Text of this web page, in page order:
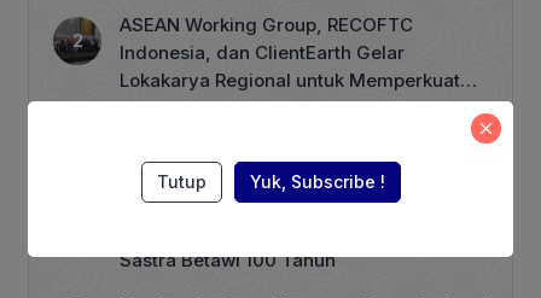
ASEAN Working Group, RECOFTC
Indonesia, dan ClientEarth Gelar
Lokakarya Regional untuk Memperkuat
Tata Kelola Perhutanan Sosial
Wagub Rano Karno Dikabarkan akan
Sastra Betawi 100 Tahun
Tutup Yuk, Subscribe !